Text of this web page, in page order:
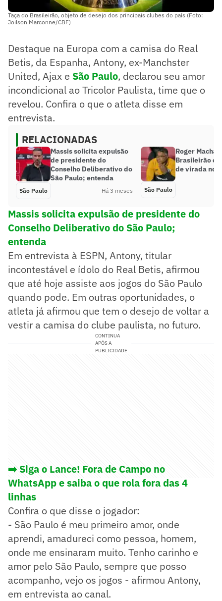
Taça do Brasileirão, objeto de desejo dos principais clubes do país (Foto:
Joilson Marconne/CBF)
Destaque na Europa com a camisa do Real
Betis, da Espanha, Antony, ex-Manchster
United, Ajax e São Paulo, declarou seu amor
incondicional ao Tricolor Paulista, time que o
revelou. Confira o que o atleta disse em
entrevista.
RELACIONADAS
Massis solicita expulsão
de presidente do
Conselho Deliberativo do
São Paulo; entenda
São Paulo Há 3 meses
Roger
Brasileirão
de virada no
São Paulo
Massis solicita expulsão de presidente do
Conselho Deliberativo do São Paulo;
entenda
Em entrevista à ESPN, Antony, titular
incontestável e ídolo do Real Betis, afirmou
que até hoje assiste aos jogos do São Paulo
quando pode. Em outras oportunidades, o
atleta já afirmou que tem o desejo de voltar a
vestir a camisa do clube paulista, no futuro.
CONTINUA
APÓS A
PUBLICIDADE
➡️ Siga o Lance! Fora de Campo no
WhatsApp e saiba o que rola fora das 4
linhas
Confira o que disse o jogador:
- São Paulo é meu primeiro amor, onde
aprendi, amadureci como pessoa, homem,
onde me ensinaram muito. Tenho carinho e
amor pelo São Paulo, sempre que posso
acompanho, vejo os jogos - afirmou Antony,
em entrevista ao canal.